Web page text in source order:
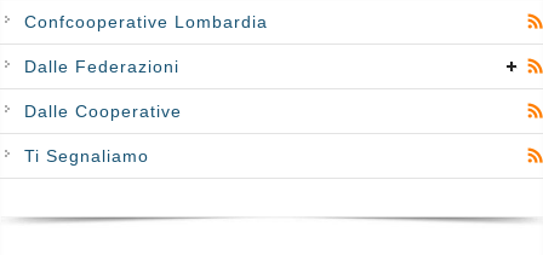
Confcooperative Lombardia
Dalle Federazioni
Dalle Cooperative
Ti Segnaliamo